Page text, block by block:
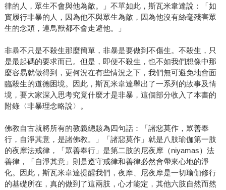
律的人，眾生不會與他為敵。」不單如此，斯瓦米韋達說：「如
實履行非暴的人，因為他不與眾生為敵，因為他沒有絲毫殘害眾
生的念頭，連鳥獸都不會走避他。」
非暴不只是不殺生那麼簡單，非暴是要做到不傷生。不殺生，只
是最起碼的要求而已。但是，即便不殺生，也不如我們想像中那
麼容易就做得到，更何況在有些情況之下，我們無可避免地會面
臨殺生的道德困境。因此，斯瓦米韋達舉出了一系列的故事及情
境，要大家深入思考究竟什麼才是非暴，這個部分收入了本書的
附錄〈非暴理念略說〉。
佛教自古就將所有的教義總賅為四句話：「諸惡莫作，眾善奉
行，自淨其意，是諸佛教。」「諸惡莫作」就是八肢瑜伽第一肢
的夜摩法戒律，「眾善奉行」是第二肢的尼夜摩（niyamas）法
善律，「自淨其意」則是遵守戒律和善律必然會帶來心地的淨
化。因此，斯瓦米韋達提醒我們，夜摩、尼夜摩是一切瑜伽修行
的基礎所在，真的做到了這兩肢，心才能定，其他六肢自然而然